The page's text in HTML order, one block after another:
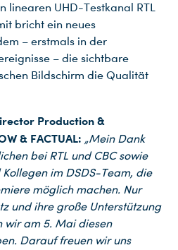
linearen UHD-Testkanal RTL
bricht ein neues
– erstmals in der
– die sichtbare
Bildschirm die Qualität
Production &
& FACTUAL: „Mein Dank
bei RTL und CBC sowie
im DSDS-Team, die
möglich machen. Nur
und ihre große Unterstützung
wir am 5. Mai diesen
Darauf freuen wir uns